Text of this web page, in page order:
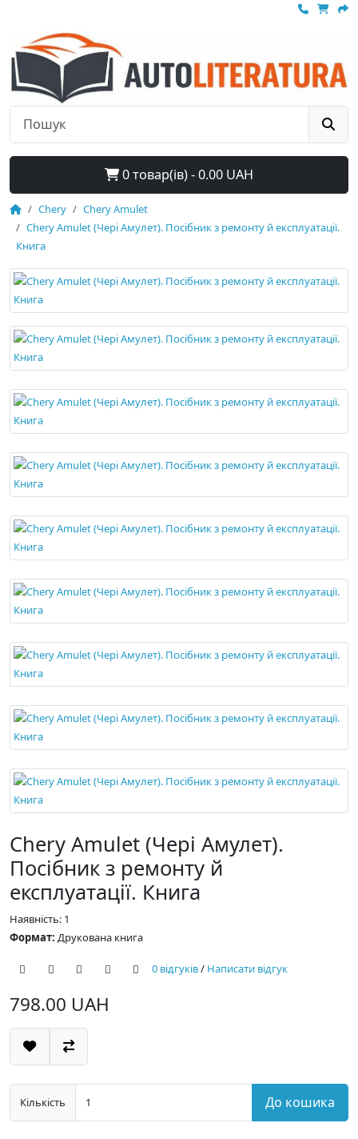
0 товар(ів) - 0.00 UAH
Chery
Chery Amulet
Chery Amulet (Чері Амулет). Посібник з ремонту й експлуатації.
Книга
Chery Amulet (Чері Амулет).
Посібник з ремонту й
експлуатації. Книга
Наявність: 1
Формат: Друкована книга
0 відгуків/ Написати відгук
798.00 UAH
Кількість До кошика